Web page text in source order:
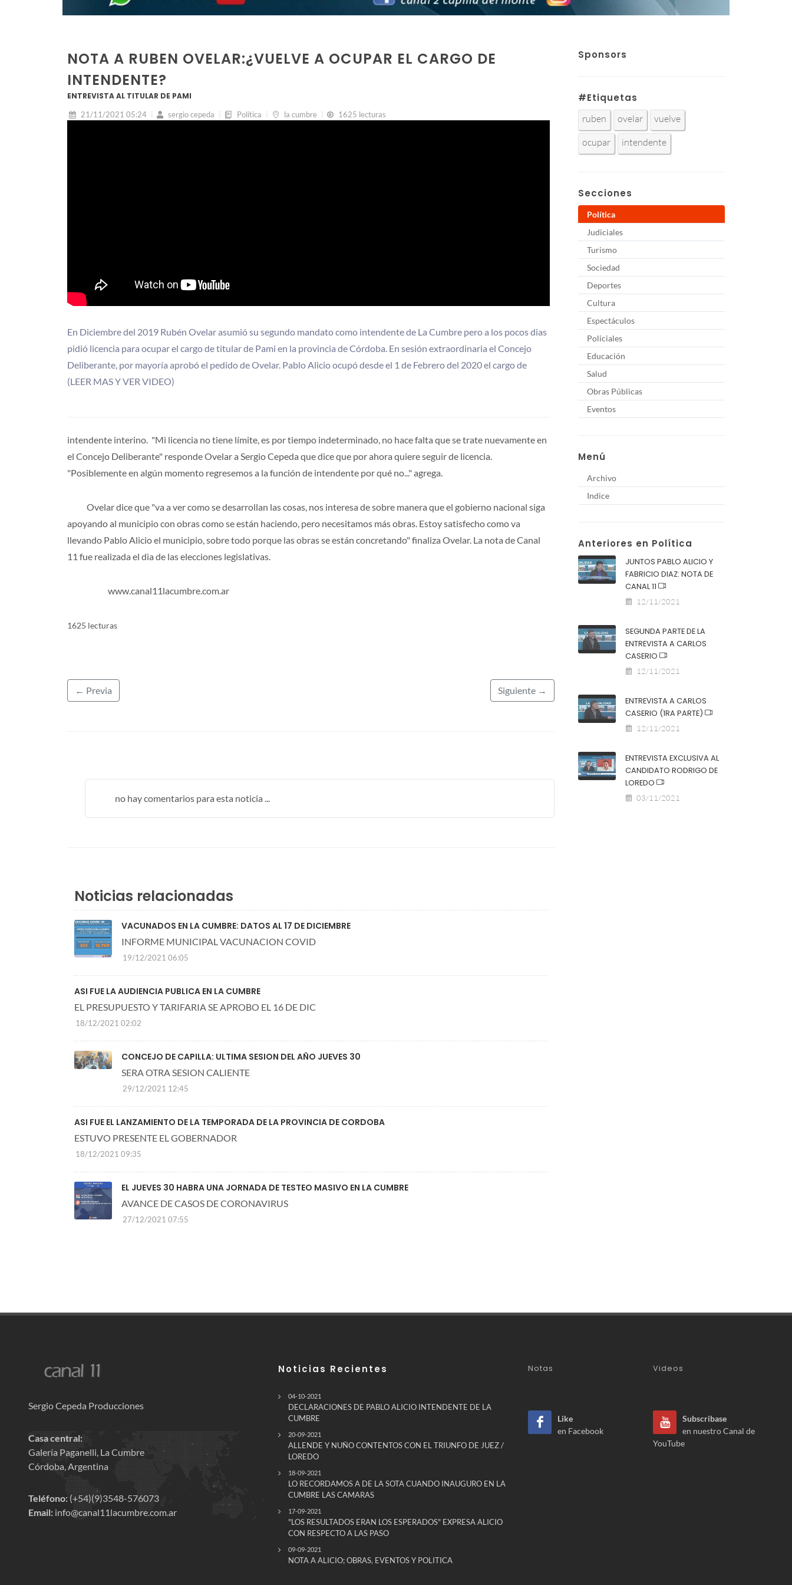
NOTA A RUBEN OVELAR:¿VUELVE A OCUPAR EL CARGO DE
INTENDENTE?
ENTREVISTA AL TITULAR DE PAMI
21/11/2021 05:24 sergio cepeda Política la cumbre 1625 lecturas
En Diciembre del 2019 Rubén Ovelar asumió su segundo mandato como intendente de La Cumbre pero a los pocos dias
pidió licencia para ocupar el cargo de titular de Pami en la provincia de Córdoba. En sesión extraordinaria el Concejo
Deliberante, por mayoría aprobó el pedido de Ovelar. Pablo Alicio ocupó desde el 1 de Febrero del 2020 el cargo de
(LEER MAS Y VER VIDEO)
intendente interino. "Mi licencia no tiene límite, es por tiempo indeterminado, no hace falta que se trate nuevamente en
el Concejo Deliberante" responde Ovelar a Sergio Cepeda que dice que por ahora quiere seguir de licencia.
"Posiblemente en algún momento regresemos a la función de intendente por qué no..." agrega.
Ovelar dice que "va a ver como se desarrollan las cosas, nos interesa de sobre manera que el gobierno nacional siga
apoyando al municipio con obras como se están haciendo, pero necesitamos más obras. Estoy satisfecho como va
llevando Pablo Alicio el municipio, sobre todo porque las obras se están concretando" finaliza Ovelar. La nota de Canal
11 fue realizada el dia de las elecciones legislativas.
www.canal11lacumbre.com.ar
1625 lecturas
← Previa Siguiente →
no hay comentarios para esta noticia ...
Noticias relacionadas
VACUNADOS EN LA CUMBRE: DATOS AL 17 DE DICIEMBRE
INFORME MUNICIPAL VACUNACION COVID
19/12/2021 06:05
ASI FUE LA AUDIENCIA PUBLICA EN LA CUMBRE
EL PRESUPUESTO Y TARIFARIA SE APROBO EL 16 DE DIC
18/12/2021 02:02
CONCEJO DE CAPILLA: ULTIMA SESION DEL AÑO JUEVES 30
SERA OTRA SESION CALIENTE
29/12/2021 12:45
ASI FUE EL LANZAMIENTO DE LA TEMPORADA DE LA PROVINCIA DE CORDOBA
ESTUVO PRESENTE EL GOBERNADOR
18/12/2021 09:35
EL JUEVES 30 HABRA UNA JORNADA DE TESTEO MASIVO EN LA CUMBRE
AVANCE DE CASOS DE CORONAVIRUS
27/12/2021 07:55
Sponsors
#Etiquetas
ruben ovelar
vuelve
ocupar
intendente
Secciones
Política
Judiciales
Turismo
Sociedad
Deportes
Cultura
Espectáculos
Policiales
Educación
Salud
Obras Públicas
Eventos
Menú
Archivo
Indice
Anteriores en Política
JUNTOS PABLO ALICIO Y
FABRICIO DIAZ: NOTA DE
CANAL 11
12/11/2021
SEGUNDA PARTE DE LA
ENTREVISTA A CARLOS
CASERIO
12/11/2021
ENTREVISTA A CARLOS
CASERIO (1RA PARTE)
12/11/2021
ENTREVISTA EXCLUSIVA AL
CANDIDATO RODRIGO DE
LOREDO
03/11/2021
Sergio Cepeda Producciones
Casa central:
Galería Paganelli, La Cumbre
Córdoba, Argentina
Teléfono: (+54)(9)3548-576073
Email: info@canal11lacumbre.com.ar
Noticias Recientes
04-10-2021
DECLARACIONES DE PABLO ALICIO INTENDENTE DE LA
CUMBRE
20-09-2021
ALLENDE Y NUÑO CONTENTOS CON EL TRIUNFO DE JUEZ /
LOREDO
18-09-2021
LO RECORDAMOS A DE LA SOTA CUANDO INAUGURO EN LA
CUMBRE LAS CAMARAS
17-09-2021
"LOS RESULTADOS ERAN LOS ESPERADOS" EXPRESA ALICIO
CON RESPECTO A LAS PASO
09-09-2021
NOTA A ALICIO; OBRAS, EVENTOS Y POLITICA
Notas Videos
Like
en Facebook
Subscribase
en nuestro Canal de
YouTube